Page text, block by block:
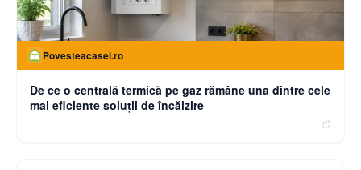
Povesteacasei.ro
De ce o centrală termică pe gaz rămâne una dintre cele
mai eficiente soluții de încălzire